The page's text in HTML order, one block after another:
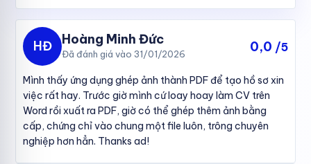
HĐ Hoàng Minh Đức
Đã đánh giá vào 31/01/2026 0,0 /5
Mình thấy ứng dụng ghép ảnh thành PDF để tạo hồ sơ xin
việc rất hay. Trước giờ mình cứ loay hoay làm CV trên
Word rồi xuất ra PDF, giờ có thể ghép thêm ảnh bằng
cấp, chứng chỉ vào chung một file luôn, trông chuyên
nghiệp hơn hẳn. Thanks ad!